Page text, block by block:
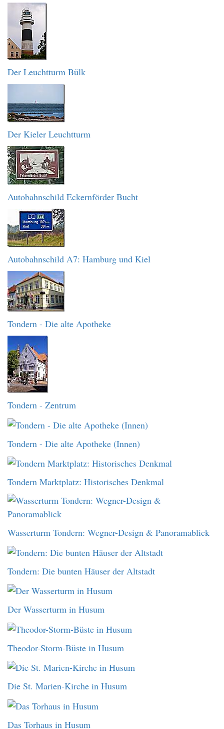
Der Leuchtturm Bülk
Der Kieler Leuchtturm
Autobahnschild Eckernförder Bucht
Autobahnschild A7: Hamburg und Kiel
Tondern - Die alte Apotheke
Tondern - Zentrum
Tondern - Die alte Apotheke (Innen)
Tondern Marktplatz: Historisches Denkmal
Wasserturm Tondern: Wegner-Design & Panoramablick
Tondern: Die bunten Häuser der Altstadt
Der Wasserturm in Husum
Theodor-Storm-Büste in Husum
Die St. Marien-Kirche in Husum
Das Torhaus in Husum